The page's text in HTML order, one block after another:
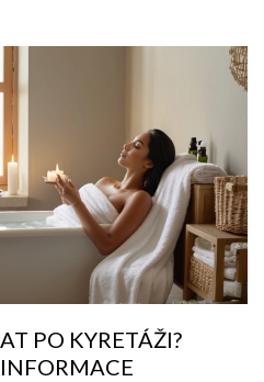
PO KYRETÁŽI?